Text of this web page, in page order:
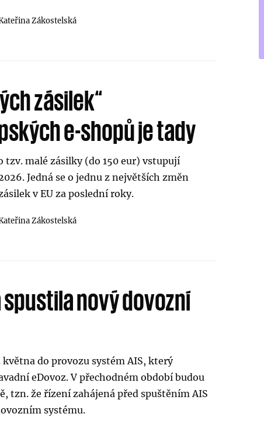
Zákostelská
zásilek“
e-shopů je tady
tzv. malé zásilky (do 150 eur) vstupují
Jedná se o jednu z největších změn
v EU za poslední roky.
Zákostelská
spustila nový dovozní
května do provozu systém AIS, který
eDovoz. V přechodném období budou
tzn. že řízení zahájená před spuštěním AIS
systému.